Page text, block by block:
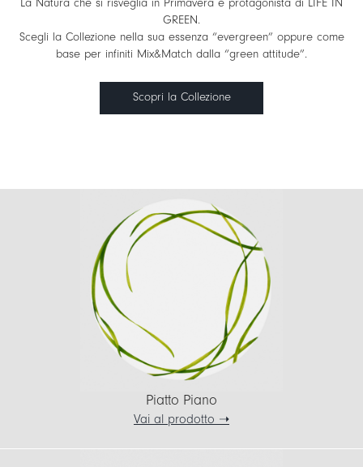
La Natura che si risveglia in Primavera è protagonista di LIFE IN
GREEN.
Scegli la Collezione nella sua essenza “evergreen” oppure come
base per infiniti Mix&Match dalla “green attitude”.
Scopri la Collezione
Piatto Piano
Vai al prodotto ➝